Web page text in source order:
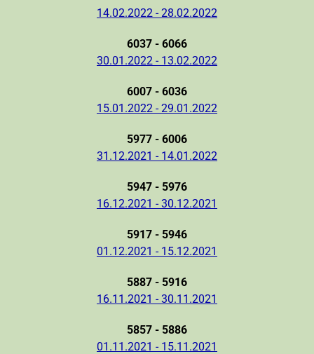
14.02.2022 - 28.02.2022
6037 - 6066
30.01.2022 - 13.02.2022
6007 - 6036
15.01.2022 - 29.01.2022
5977 - 6006
31.12.2021 - 14.01.2022
5947 - 5976
16.12.2021 - 30.12.2021
5917 - 5946
01.12.2021 - 15.12.2021
5887 - 5916
16.11.2021 - 30.11.2021
5857 - 5886
01.11.2021 - 15.11.2021